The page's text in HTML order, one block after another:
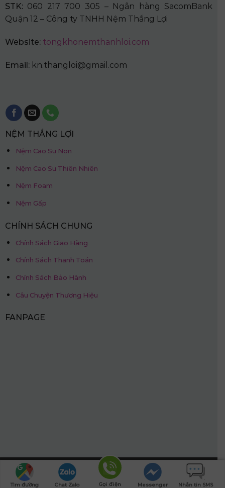
STK:060 217 700 305 – Ngân hàng SacomBank
Quận 12 – Công ty TNHH Nệm Thắng Lợi
Website: tongkhonemthanhloi.com
Email:kn.thangloi@gmail.com
NỆM THẮNG LỢI
Nệm Cao Su Non
Nệm Cao Su Thiên Nhiên
Nệm Foam
Nệm Gấp
CHÍNH SÁCH CHUNG
Chính Sách Giao Hàng
Chính Sách Thanh Toán
Chính Sách Bảo Hành
Câu Chuyện Thương Hiệu
FANPAGE
Kỹ thuật: 0702.760.399
© Copyright.Website được thiết kế bởi:
PhucT Digital
Tìm đường
Chat Zalo Gọi điện Messenger Nhắn tin SMS